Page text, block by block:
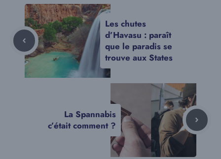
Les chutes
d’Havasu : paraît
que le paradis se
trouve aux States
La Spannabis
c’était comment ?